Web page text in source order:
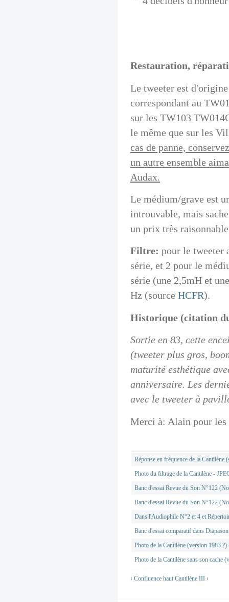
Restauration,
Le tweeter est
correspondant au
sur les TW103
le même que sur les
cas de panne,
un autre ensemble
Audax.
Le médium/grave est
introuvable, mais
un prix très
Filtre: pour le tweeter
série, et 2 pour le
série (une 2,5mH et
Hz (source HCFR).
Historique (citation
Sortie en 83, cette
(tweeter plus gros,
maturité esthétique
anniversaire. Les
avec le tweeter à
Merci à: Alain pour les
Réponse en fréquence de la
Photo du filtrage de la Cantilène -
Banc d'essai Revue du Son N°122
Banc d'essai Revue du Son N°122
Dans l'Audiophile N°2 et 4 et
Banc d'essai comparatif dans
Photo de la Cantilène (version 1983 ?)
Photo de la Cantilène sans son cache
‹ Confluence haut Cantilène III ›